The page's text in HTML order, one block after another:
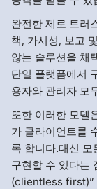
완전한 제로 트러
책, 가시성, 보고
않는 솔루션을 채
단일 플랫폼에서
용자와 관리자 모
또한 이러한 모델
가 클라이언트를
록 합니다.대신
구현할 수 있다는
(clientless first)”